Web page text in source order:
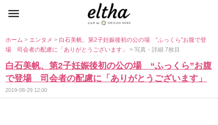
ホーム> エンタメ> 白石美帆、第2子妊娠後初の公の場 “ふっくら”お腹で登
場 司会者の配慮に「ありがとうございます」> 写真・詳細 7枚目
白石美帆、第2子妊娠後初の公の場 “ふっくら”お腹
で登場 司会者の配慮に「ありがとうございます」
2019-08-29 12:00